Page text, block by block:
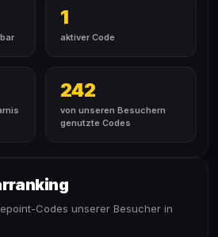
1
aktiver Code
242
von unseren Besuchern
genutzte Codes
Codes unserer Besucher in